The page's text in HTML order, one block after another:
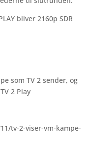
bliver 2160p SDR
som TV 2 sender, og
2 Play
tv-2-viser-vm-kampe-